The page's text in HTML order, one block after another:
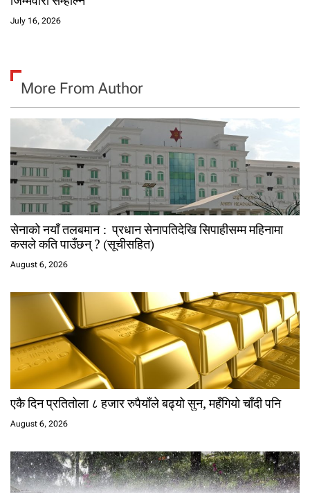
July 16, 2026
More From Author
सेनाको नयाँ तलबमान : प्रधान सेनापतिदेखि सिपाहीसम्म महिनामा
कसले कति पाउँछन् ? (सूचीसहित)
August 6, 2026
एकै दिन प्रतितोला ८ हजार रुपैयाँले बढ्यो सुन, महँगियो चाँदी पनि
August 6, 2026